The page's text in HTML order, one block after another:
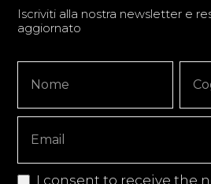
Iscriviti alla nostra newsletter e
aggiornato
Signup
Copy
I consent to receive the